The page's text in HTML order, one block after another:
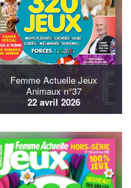
Femme Actuelle Jeux
Animaux n°37
22 avril 2026